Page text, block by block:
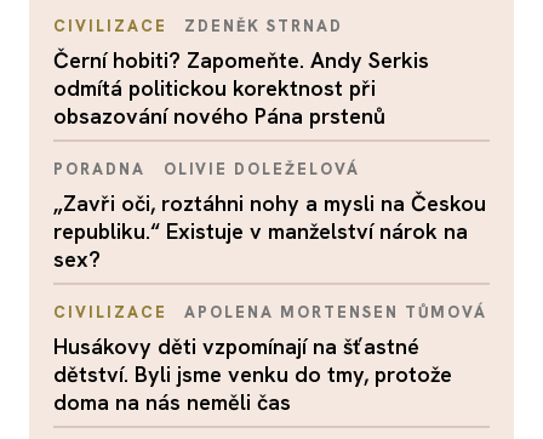
CIVILIZACE ZDENĚK STRNAD
Černí hobiti? Zapomeňte. Andy Serkis
odmítá politickou korektnost při
obsazování nového Pána prstenů
PORADNA OLIVIE DOLEŽELOVÁ
„Zavři oči, roztáhni nohy a mysli na Českou
republiku.“ Existuje v manželství nárok na
sex?
CIVILIZACE APOLENA MORTENSEN TŮMOVÁ
Husákovy děti vzpomínají na šťastné
dětství. Byli jsme venku do tmy, protože
doma na nás neměli čas